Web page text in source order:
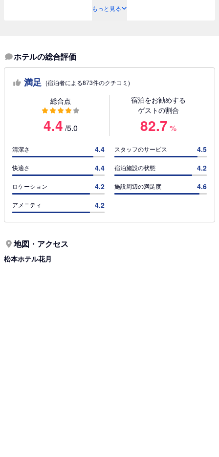
もっと見る
ホテルの総合評価
満足 (宿泊者による873件のクチコミ)
総合点
4.4 /5.0
宿泊をお勧めする
ゲストの割合
82.7 %
清潔さ 4.4 スタッフのサービス 4.5
快適さ 4.4 宿泊施設の状態 4.2
ロケーション 4.2 施設周辺の満足度 4.6
アメニティ 4.2
地図・アクセス
松本ホテル花月